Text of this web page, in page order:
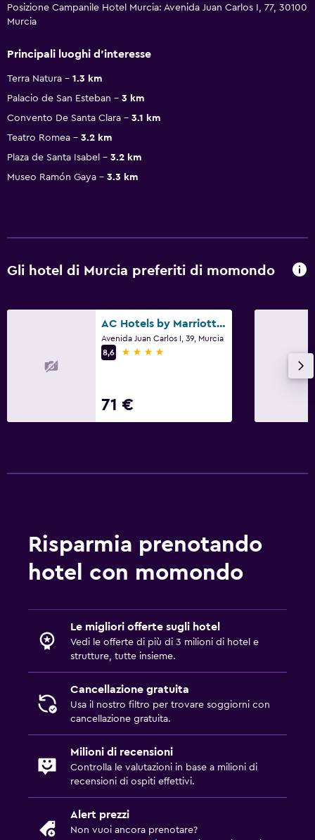
Posizione Campanile Hotel Murcia: Avenida Juan Carlos I, 77, 30100
Murcia
Principali luoghi d'interesse
Terra Natura
1.3 km
Palacio de San Esteban
3 km
Convento De Santa Clara
3.1 km
Teatro Romea
3.2 km
Plaza de Santa Isabel
3.2 km
Museo Ramón Gaya
3.3 km
Gli hotel di Murcia preferiti di momondo
AC Hotels by Marriott Murcia
Avenida Juan Carlos I, 39, Murcia
8,6
4 stelle
71 €
Risparmia prenotando
hotel con momondo
Le migliori offerte sugli hotel
Vedi le offerte di più di 3 milioni di hotel e
strutture, tutte insieme.
Cancellazione gratuita
Usa il nostro filtro per trovare soggiorni con
cancellazione gratuita.
Milioni di recensioni
Controlla le valutazioni in base a milioni di
recensioni di ospiti effettivi.
Alert prezzi
Non vuoi ancora prenotare?